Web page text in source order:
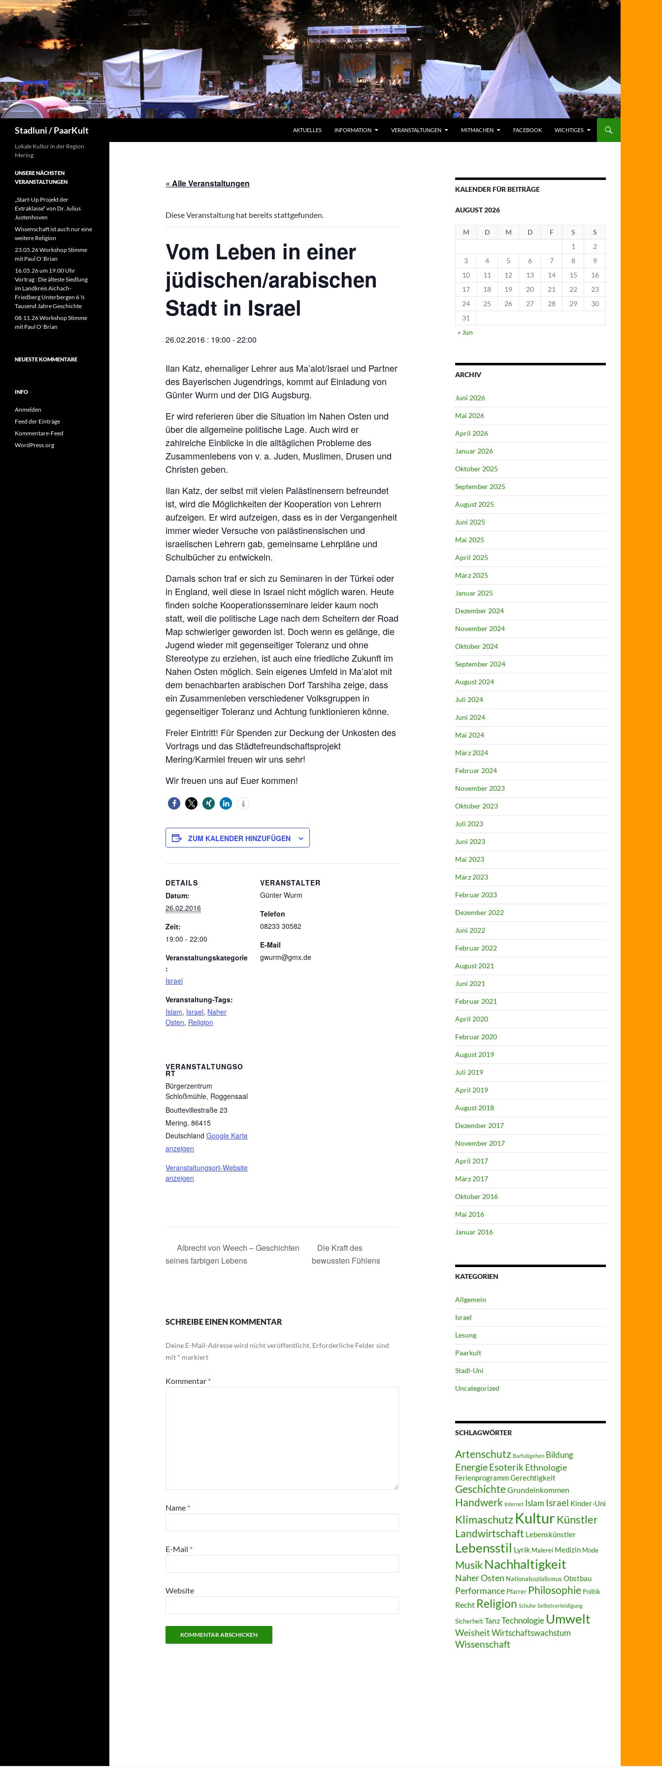
Stadluni / PaarKult
AKTUELLES
INFORMATION VERANSTALTUNGEN MITMACHEN FACEBOOK WICHTIGES
« Alle Veranstaltungen
Diese Veranstaltung hat bereits stattgefunden.
Vom Leben in einer
jüdischen/arabischen
Stadt in Israel
26.02.2016 : 19:00 -22:00
Ilan Katz, ehemaliger Lehrer aus Ma’alot/Israel und Partner
des Bayerischen Jugendrings, kommt auf Einladung von
Günter Wurm und der DIG Augsburg.
Er wird referieren über die Situation im Nahen Osten und
über die allgemeine politische Lage. Auch wird er
zahlreiche Einblicke in die alltäglichen Probleme des
Zusammenlebens von v. a. Juden, Muslimen, Drusen und
Christen geben.
Ilan Katz, der selbst mit vielen Palästinensern befreundet
ist, wird die Möglichkeiten der Kooperation von Lehrern
aufzeigen. Er wird aufzeigen, dass es in der Vergangenheit
immer wieder Versuche von palästinensischen und
israelischen Lehrern gab, gemeinsame Lehrpläne und
Schulbücher zu entwickeln.
Damals schon traf er sich zu Seminaren in der Türkei oder
in England, weil diese in Israel nicht möglich waren. Heute
finden solche Kooperationsseminare leider kaum noch
statt, weil die politische Lage nach dem Scheitern der Road
Map schwieriger geworden ist. Doch wenn es gelänge, die
Jugend wieder mit gegenseitiger Toleranz und ohne
Stereotype zu erziehen, ist auch eine friedliche Zukunft im
Nahen Osten möglich. Sein eigenes Umfeld in Ma’alot mit
dem benachbarten arabischen Dorf Tarshiha zeige, dass
ein Zusammenleben verschiedener Volksgruppen in
gegenseitiger Toleranz und Achtung funktionieren könne.
Freier Eintritt! Für Spenden zur Deckung der Unkosten des
Vortrags und das Städtefreundschaftsprojekt
Mering/Karmiel freuen wir uns sehr!
Wir freuen uns auf Euer kommen!
ZUM KALENDER HINZUFÜGEN
DETAILS
Datum:
26.02.2016
Zeit:
19:00 - 22:00
Veranstaltungskategorie
:
Israel
Veranstaltung-Tags:
Islam, Israel, Naher
Osten, Religion
VERANSTALTER
Günter Wurm
Telefon
08233 30582
E-Mail
gwurm@gmx.de
VERANSTALTUNGSO
RT
Bürgerzentrum
Schloßmühle, Roggensaal
Bouttevillestraße 23
Mering, 86415
Deutschland Google Karte
anzeigen
Veranstaltungsort-Website
anzeigen
Albrecht von Weech – Geschichten
seines farbigen Lebens
Die Kraft des
bewussten Fühlens
SCHREIBE EINEN KOMMENTAR
Deine E-Mail-Adresse wird nicht veröffentlicht. Erforderliche Felder sind
mit * markiert
Kommentar *
Name *
E-Mail *
Website
KALENDER FÜR BEITRÄGE
AUGUST 2026
M D M D F S
S
1
2
3
4 5 6 7 8
9
10
11 12 13 14 15
16
17
18 19 20 21 22
23
24
25 26 27 28 29
30
31
« Jun
ARCHIV
Juni 2026
Mai 2026
April 2026
Januar 2026
Oktober 2025
September 2025
August 2025
Juni 2025
Mai 2025
April 2025
März 2025
Januar 2025
Dezember 2024
November 2024
Oktober 2024
September 2024
August 2024
Juli 2024
Juni 2024
Mai 2024
März 2024
Februar 2024
November 2023
Oktober 2023
Juli 2023
Juni 2023
Mai 2023
März 2023
Februar 2023
Dezember 2022
Juni 2022
Februar 2022
August 2021
Juni 2021
Februar 2021
April 2020
Februar 2020
August 2019
Juli 2019
April 2019
August 2018
Dezember 2017
November 2017
April 2017
März 2017
Oktober 2016
Mai 2016
Januar 2016
KATEGORIEN
Allgemein
Israel
Lesung
Paarkult
Stadl-Uni
Uncategorized
SCHLAGWÖRTER
Artenschutz Barfußgehen Bildung
EnergieEsoterik Ethnologie
FerienprogrammGerechtigkeit
GeschichteGrundeinkommen
Handwerk Internet Islam Israel Kinder-Uni
KlimaschutzKultur Künstler
Landwirtschaft Lebenskünstler
Lebensstil Lyrik Malerei Medizin Mode
MusikNachhaltigkeit
Naher Osten Nationalsozialismus Obstbau
Performance Pfarrer Philosophie Politik
Recht Religion Schuhe Selbstverteidigung
SicherheitTanzTechnologie Umwelt
WeisheitWirtschaftswachstum
Wissenschaft
Lokale Kultur in der Region
Mering
UNSERE NÄCHSTEN
VERANSTALTUNGEN
„Start-Up Projekt der
Extraklasse“ von Dr. Julius
Justenhoven
Wissenschaft ist auch nur eine
weitere Religion
23.05.26 Workshop Stimme
mit Paul O`Brian
16.05.26 um 19.00 Uhr
Vortrag : Die älteste Siedlung
im Landkreis Aichach-
Friedberg Unterbergen 6 ½
Tausend Jahre Geschichte
08.11.26 Workshop Stimme
mit Paul O`Brian
NEUESTE KOMMENTARE
INFO
Anmelden
Feed der Einträge
Kommentare-Feed
WordPress.org